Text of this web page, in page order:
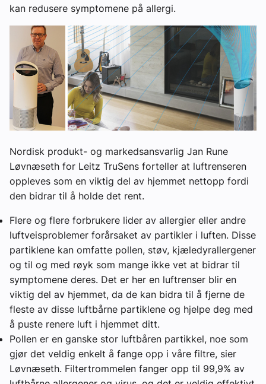
kan redusere symptomene på allergi.
Nordisk produkt- og markedsansvarlig Jan Rune
Løvnæseth for Leitz TruSens forteller at luftrenseren
oppleves som en viktig del av hjemmet nettopp fordi
den bidrar til å holde det rent.
Flere og flere forbrukere lider av allergier eller andre
luftveisproblemer forårsaket av partikler i luften. Disse
partiklene kan omfatte pollen, støv, kjæledyrallergener
og til og med røyk som mange ikke vet at bidrar til
symptomene deres. Det er her en luftrenser blir en
viktig del av hjemmet, da de kan bidra til å fjerne de
fleste av disse luftbårne partiklene og hjelpe deg med
å puste renere luft i hjemmet ditt.
Pollen er en ganske stor luftbåren partikkel, noe som
gjør det veldig enkelt å fange opp i våre filtre, sier
Løvnæseth. Filtertrommelen fanger opp til 99,9% av